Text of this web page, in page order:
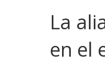
La
en el